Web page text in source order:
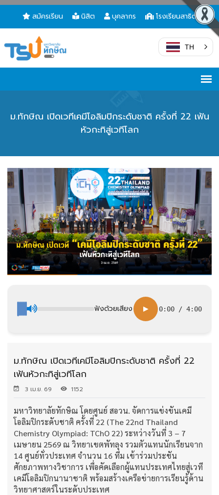
สมัครเรียน นิสิต บุคลากร โรงเรียนสาธิต
TH
ม.ทักษิณ เปิดเวทีเคมีโอลิมปิกระดับชาติ ครั้งที่ 22 เฟ้น
หัวกะทิสู่เวทีโลก
ฟังด้วยเสียง ▶ 0:00 / 4:00
ม.ทักษิณ เปิดเวทีเคมีโอลิมปิกระดับชาติ ครั้งที่ 22
เฟ้นหัวกะทิสู่เวทีโลก
3 เม.ย. 69 1152
มหาวิทยาลัยทักษิณ โดยศูนย์ สอวน. จัดการแข่งขันเคมี
โอลิมปิกระดับชาติ ครั้งที่ 22 (The 22nd Thailand
Chemistry Olympiad: TChO 22) ระหว่างวันที่ 3 – 7
เมษายน 2569 ณ วิทยาเขตพัทลุง รวมตัวแทนนักเรียนจาก
14 ศูนย์ทั่วประเทศ จำนวน 16 ทีม เข้าร่วมประชัน
ศักยภาพทางวิชาการ เพื่อคัดเลือกผู้แทนประเทศไทยสู่เวที
เคมีโอลิมปิกนานาชาติ พร้อมสร้างเครือข่ายการเรียนรู้ด้าน
วิทยาศาสตร์ในระดับประเทศ